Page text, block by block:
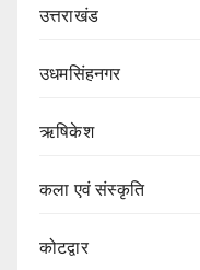
उत्तराखंड
उधमसिंहनगर
ऋषिकेश
कला एवं संस्कृति
कोटद्वार